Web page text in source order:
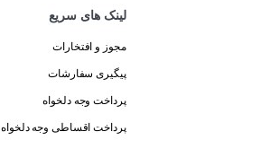
لینک های سریع
مجوز و افتخارات
پیگیری سفارشات
پرداخت وجه دلخواه
پرداخت اقساطی وجه دلخواه